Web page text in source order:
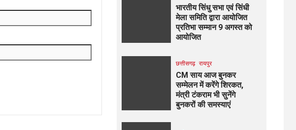
भारतीय सिंधु सभा एवं सिंधी
मेला समिति द्वारा आयोजित
प्रतिभा सम्मान 9 अगस्त को
आयोजित
छत्तीसगढ़ रायपुर
CM साय आज बुनकर
सम्मेलन में करेंगे शिरकत,
मंत्री टंकराम भी सुनेंगे
बुनकरों की समस्याएं